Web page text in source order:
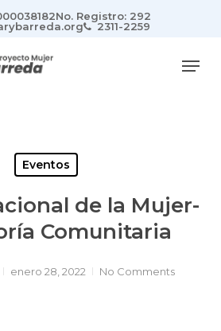
No. Registro: 292
2311-2259
Eventos
de la Mujer-
Comunitaria
enero 28, 2022 No Comments